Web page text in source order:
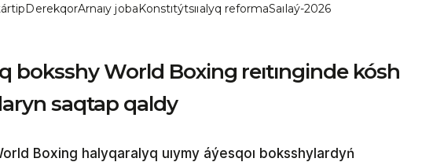
DerekqorArnaıy jobaKonstıtýtsııalyq reformaSaılaý-2026
boksshy World Boxing reıtınginde kósh
saqtap qaldy
Boxing halyqaralyq uıymy áýesqoı boksshylardyń